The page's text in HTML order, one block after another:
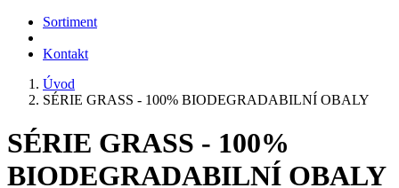
Sortiment
Kontakt
Úvod
SÉRIE GRASS - 100% BIODEGRADABILNÍ OBALY
SÉRIE GRASS - 100%
BIODEGRADABILNÍ OBALY